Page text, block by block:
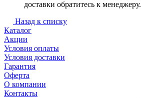
доставки обратитесь к менеджеру.
Назад к списку
Каталог
Акции
Условия оплаты
Условия доставки
Гарантия
Оферта
О компании
Контакты